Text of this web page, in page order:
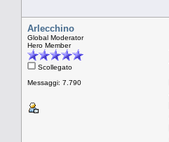
Arlecchino
Global Moderator
Hero Member
Scollegato
Messaggi: 7.790